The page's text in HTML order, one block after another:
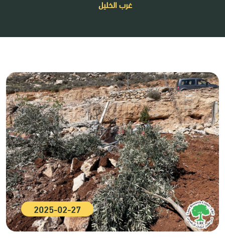
غرب الخليل
2025-02-27